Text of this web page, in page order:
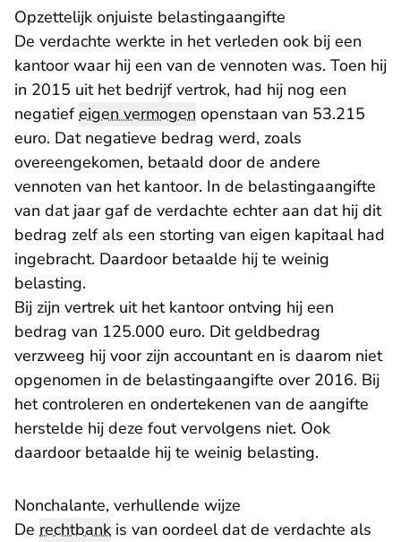
Opzettelijk onjuiste belastingaangifte
De verdachte werkte in het verleden ook bij een
kantoor waar hij een van de vennoten was. Toen hij
in 2015 uit het bedrijf vertrok, had hij nog een
negatiefeigen vermogen openstaan van 53.215
euro. Dat negatieve bedrag werd, zoals
overeengekomen, betaald door de andere
vennoten van het kantoor. In de belastingaangifte
van dat jaar gaf de verdachte echter aan dat hij dit
bedrag zelf als een storting van eigen kapitaal had
ingebracht. Daardoor betaalde hij te weinig
belasting.
Bij zijn vertrek uit het kantoor ontving hij een
bedrag van 125.000 euro. Dit geldbedrag
verzweeg hij voor zijn accountant en is daarom niet
opgenomen in de belastingaangifte over 2016. Bij
het controleren en ondertekenen van de aangifte
herstelde hij deze fout vervolgens niet. Ook
daardoor betaalde hij te weinig belasting.
Nonchalante, verhullende wijze
De rechtbank is van oordeel dat de verdachte als